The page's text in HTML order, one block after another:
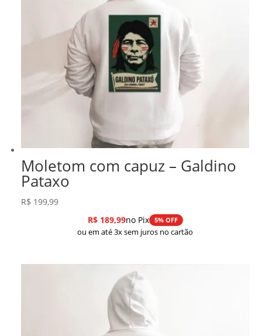
Moletom com capuz – Galdino
Pataxo
R$ 199,99
R$189,99no Pix 5% OFF
ou em até 3x sem juros no cartão